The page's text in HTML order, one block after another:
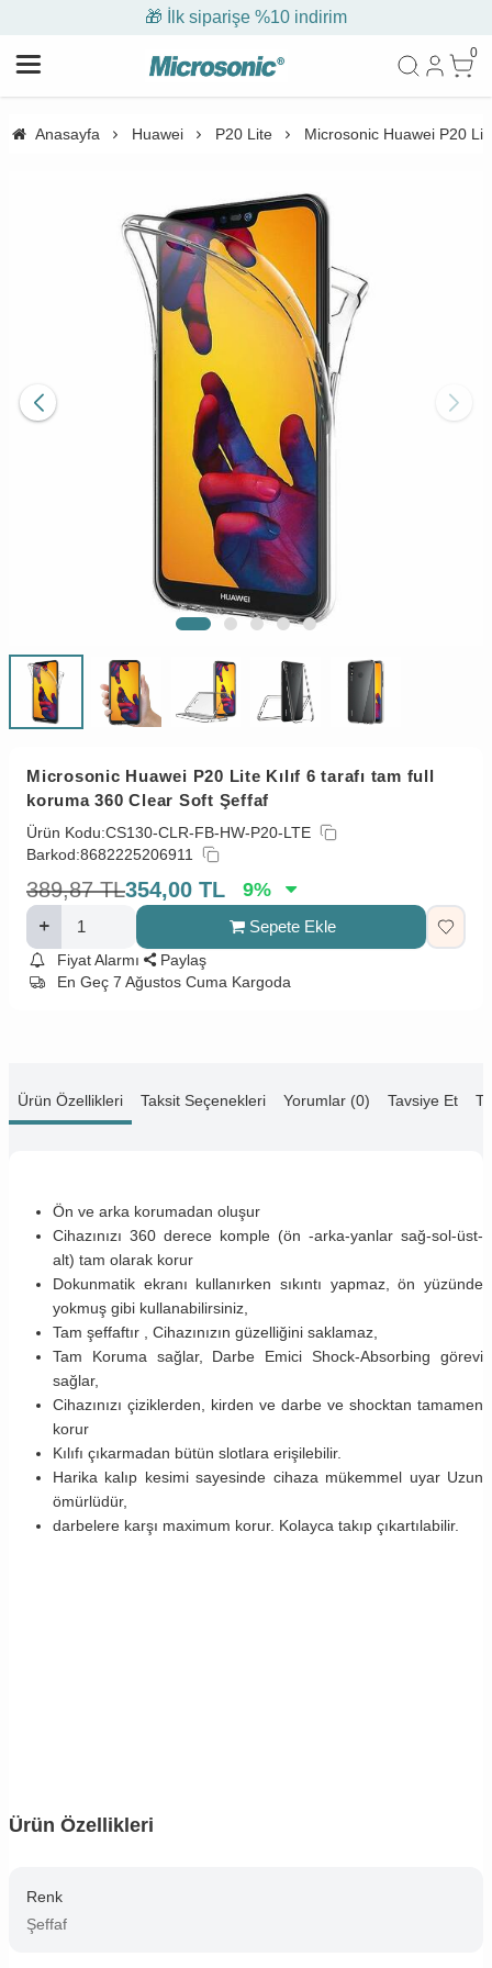
🎁 İlk siparişe %10 indirim
0
Anasayfa Huawei P20 Lite Microsonic Huawei P20
Microsonic Huawei P20 Lite Kılıf 6 tarafı tam full
koruma 360 Clear Soft Şeffaf
Ürün Kodu:CS130-CLR-FB-HW-P20-LTE
Barkod:8682225206911
389,87 TL354,00 TL 9%
Sepete Ekle
Fiyat Alarmı
Paylaş
En Geç 7 Ağustos Cuma Kargoda
Ürün Özellikleri Taksit Seçenekleri Yorumlar (0) Tavsiye Et
Ön ve arka korumadan oluşur
Cihazınızı 360 derece komple (ön -arka-yanlar sağ-sol-üst-
alt) tam olarak korur
Dokunmatik ekranı kullanırken sıkıntı yapmaz, ön yüzünde
yokmuş gibi kullanabilirsiniz,
Tam şeffaftır , Cihazınızın güzelliğini saklamaz,
Tam Koruma sağlar, Darbe Emici Shock-Absorbing görevi
sağlar,
Cihazınızı çiziklerden, kirden ve darbe ve shocktan tamamen
korur
Kılıfı çıkarmadan bütün slotlara erişilebilir.
Harika kalıp kesimi sayesinde cihaza mükemmel uyar Uzun
ömürlüdür,
darbelere karşı maximum korur. Kolayca takıp çıkartılabilir.
Ürün Özellikleri
Renk
Şeffaf